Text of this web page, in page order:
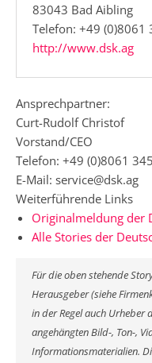
83043 Bad Aibling
Telefon: +49 (0)8061
http://www.dsk.ag
Ansprechpartner:
Curt-Rudolf Christof
Vorstand/CEO
Telefon: +49 (0)8061
E-Mail: service@dsk.ag
Weiterführende Links
Originalmeldung der
Alle Stories der
Für die oben stehende
Herausgeber (siehe
in der Regel auch Urheber
angehängten Bild-, Ton-,
Informationsmaterialien.